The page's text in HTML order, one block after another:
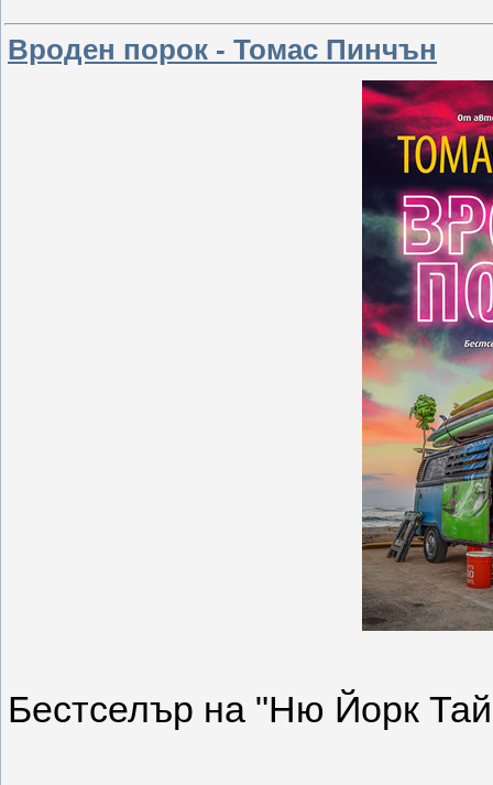
Вроден порок - Томас Пинчън
Бестселър на "Ню Йорк